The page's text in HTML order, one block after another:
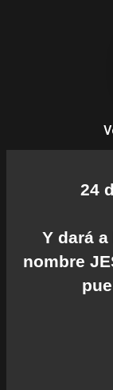
24
Y dará
nombre